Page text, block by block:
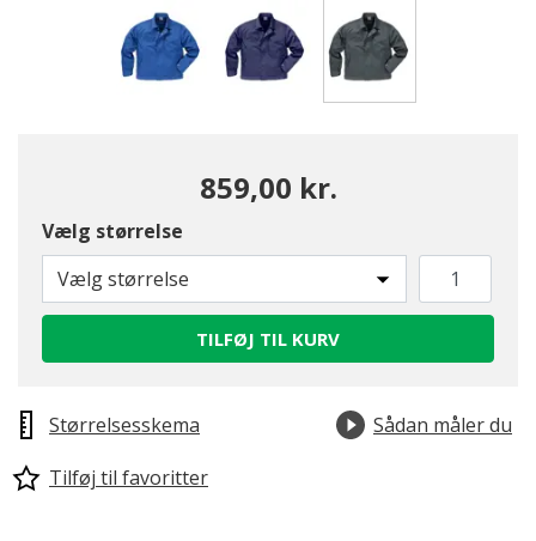
859,00 kr.
Vælg størrelse
Vælg størrelse
TILFØJ TIL KURV
Størrelsesskema
Sådan måler du
Tilføj til favoritter